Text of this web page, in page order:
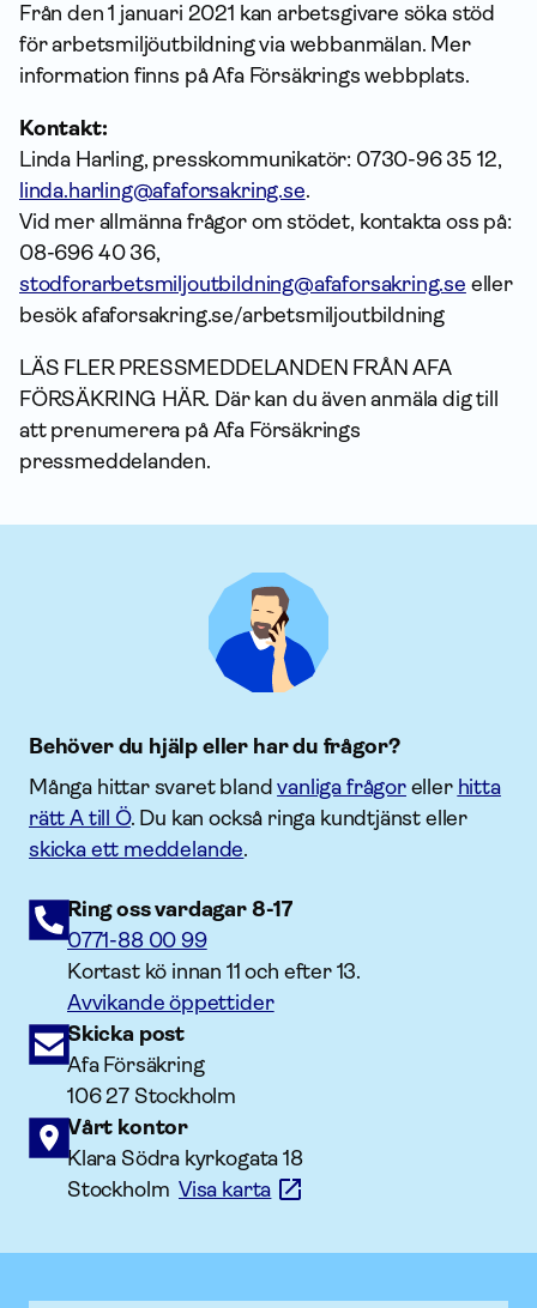
Från den 1 januari 2021 kan arbetsgivare söka stöd
för arbetsmiljöutbildning via webbanmälan. Mer
information finns på Afa Försäkrings webbplats.
Kontakt:
Linda Harling, presskommunikatör: 0730-96 35 12,
linda.harling@afaforsakring.se.
Vid mer allmänna frågor om stödet, kontakta oss på:
08-696 40 36,
stodforarbetsmiljoutbildning@afaforsakring.se eller
besök afaforsakring.se/arbetsmiljoutbildning
LÄS FLER PRESSMEDDELANDEN FRÅN AFA
FÖRSÄKRING HÄR. Där kan du även anmäla dig till
att prenumerera på Afa Försäkrings
pressmeddelanden.
Behöver du hjälp eller har du frågor?
Många hittar svaret blandvanliga frågoreller hitta
rätt A till Ö. Du kan också ringa kundtjänst eller
skicka ett meddelande.
Ring oss vardagar 8-17
0771-88 00 99
Kortast kö innan 11 och efter 13.
Avvikande öppettider
Skicka post
Afa Försäkring
106 27 Stockholm
Vårt kontor
Klara Södra kyrkogata 18
StockholmVisa karta